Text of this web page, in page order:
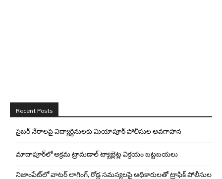
Recent Posts
సైబర్ నేరాలపై విద్యార్థినులకు మియాపూర్ పోలీసుల అవగాహన
మాదాపూర్‌లో అక్రమ ట్రామడాల్ ట్యాబ్లెట్ల విక్రయం బట్టబయలు
నిజాంపేట్‌లో వాటర్ లాగింగ్, రోడ్ల సమస్యలపై అధికారులతో ట్రాఫిక్ పోలీసుల